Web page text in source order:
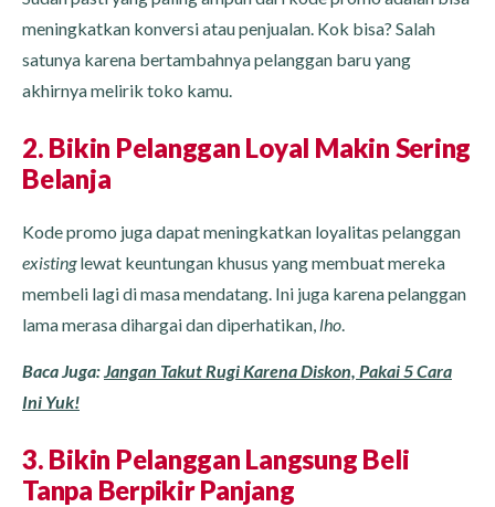
meningkatkan konversi atau penjualan. Kok bisa? Salah
satunya karena bertambahnya pelanggan baru yang
akhirnya melirik toko kamu.
2. Bikin Pelanggan Loyal Makin Sering
Belanja
Kode promo juga dapat meningkatkan loyalitas pelanggan
existinglewat keuntungan khusus yang membuat mereka
membeli lagi di masa mendatang. Ini juga karena pelanggan
lama merasa dihargai dan diperhatikan, lho
Baca Juga:Jangan Takut Rugi Karena Diskon, Pakai 5 Cara
Ini Yuk!
3. Bikin Pelanggan Langsung Beli
Tanpa Berpikir Panjang